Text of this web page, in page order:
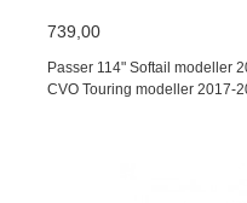
739,00
Passer 114" Softail modeller
CVO Touring modeller 2017-